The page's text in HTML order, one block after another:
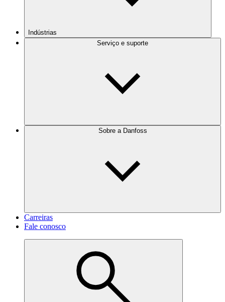
Indústrias
Serviço e suporte
Sobre a Danfoss
Carreiras
Fale conosco